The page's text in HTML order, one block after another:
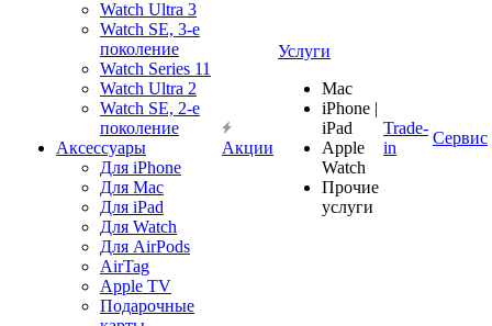
Watch Ultra 3
Watch SE, 3-е
поколение
Watch Series 11
Watch Ultra 2
Watch SE, 2-е
поколение
Аксессуары
Для iPhone
Для Mac
Для iPad
Для Watch
Для AirPods
AirTag
Apple TV
Подарочные
Акции
Услуги
Mac
iPhone |
iPad
Apple
Watch
Прочие
услуги
Trade-
in
Сервис